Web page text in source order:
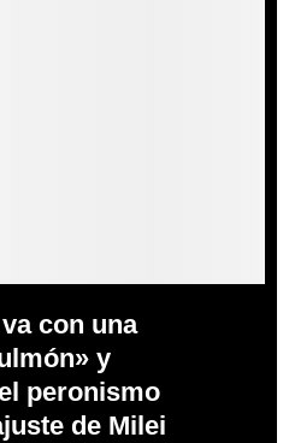
con una
y
peronismo
de Milei